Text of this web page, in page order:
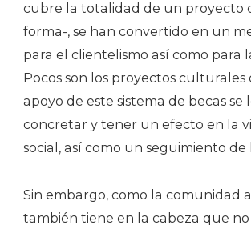
cubre la totalidad de un proyecto
forma-, se han convertido en un
para el clientelismo así como para
Pocos son los proyectos culturales
apoyo de este sistema de becas se
concretar y tener un efecto en la
social, así como un seguimiento de
Sin embargo, como la comunidad
también tiene en la cabeza que